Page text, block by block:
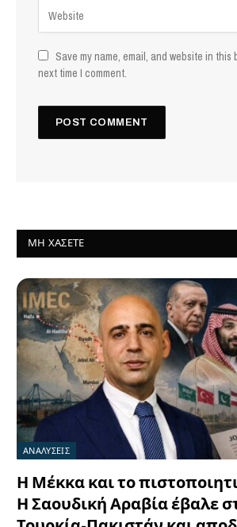
Save my name, email, and website in this
next time I comment.
ΜΗ ΧΆΣΕΤΕ
ΑΝΑΛΥΣΕΙΣ
Η Μέκκα και το
Η Σαουδική Αραβία έβαλε